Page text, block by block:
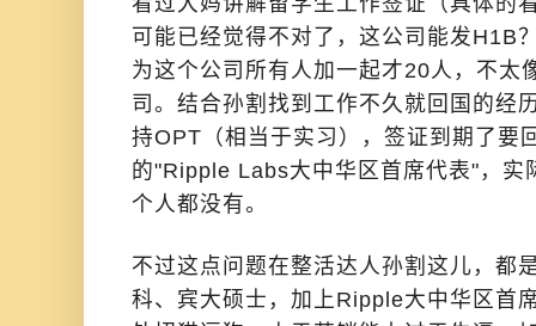
可能已经觉得不对了，这公司能发H1B
为这个公司所有人加一起才20人，不太
司。结合孙割找到工作不久就回国的经
持OPT（相当于实习），签证到期了要
的"Ripple Labs大中华区首席代表"，实
个人都没有。
不过这点问题在整活达人孙割这儿，都
科、宾大硕士，加上Ripple大中华区首